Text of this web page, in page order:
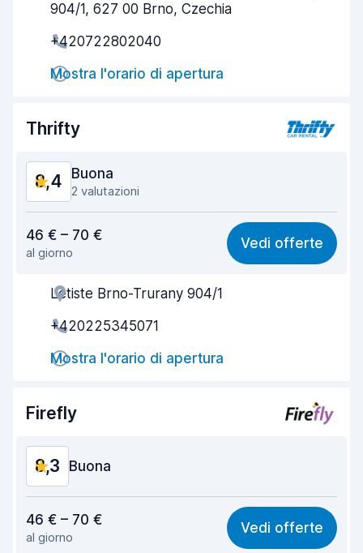
Condizioni dell'auto 9,1
904/1, 627 00 Brno, Czechia
+420722802040
Mostra l'orario di apertura
Thrifty
8,4 Buona
2 valutazioni
8,4
Facile da trovare 8,2
Gentilezza degli agenti
Rapidità del ritiro
Rapidità della riconsegna
8,6
46 € – 70 €
al giorno
Vedi offerte
Letiste Brno-Trurany 904/1
+420225345071
Mostra l'orario di apertura
Firefly
8,3 Buona
8,4
Facile da trovare 8,2
46 € – 70 €
al giorno
Vedi offerte